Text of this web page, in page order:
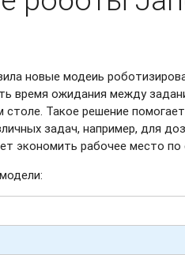
новые модеиь
время ожидания между
Такое решение
задач, например, для
экономить рабочее место